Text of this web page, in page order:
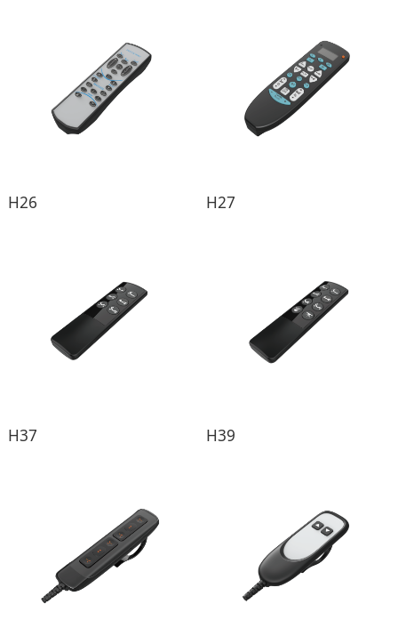
H26 H27
H37 H39